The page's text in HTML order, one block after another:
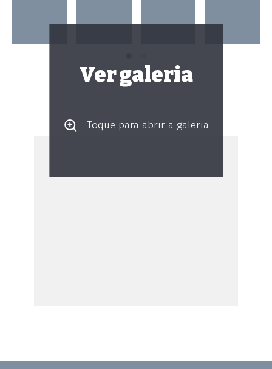
Ver galeria
Toque para abrir a galeria